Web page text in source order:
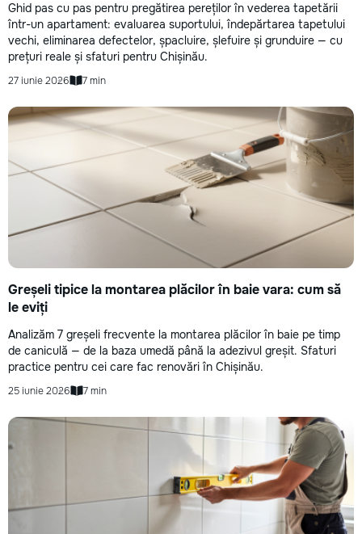
Ghid pas cu pas pentru pregătirea pereților în vederea tapetării
într-un apartament: evaluarea suportului, îndepărtarea tapetului
vechi, eliminarea defectelor, șpacluire, șlefuire și grunduire — cu
prețuri reale și sfaturi pentru Chișinău.
27 iunie 2026 7 min
Greșeli tipice la montarea plăcilor în baie vara: cum să
le eviți
Analizăm 7 greșeli frecvente la montarea plăcilor în baie pe timp
de caniculă — de la baza umedă până la adezivul greșit. Sfaturi
practice pentru cei care fac renovări în Chișinău.
25 iunie 2026 7 min